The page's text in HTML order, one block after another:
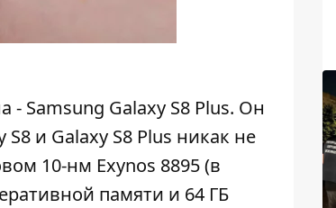
Samsung Galaxy S8 Plus. Он
и Galaxy S8 Plus никак не
10-нм Exynos 8895 (в
памяти и 64 ГБ